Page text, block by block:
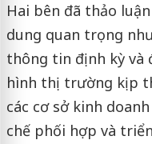
Hai bên đã thảo
dung quan trọng
thông tin định kỳ và
hình thị trường kịp
các cơ sở kinh
chế phối hợp và